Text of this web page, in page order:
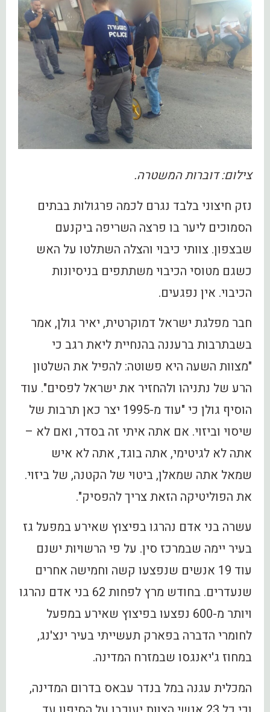
צילום: דוברות המשטרה.
נזק חיצוני בלבד נגרם לכמה פרגולות בבתים
הסמוכים ליער בו פרצה השריפה ביקנעם
שבצפון. צוותי כיבוי והצלה השתלטו על האש
כשגם מטוסי הכיבוי משתתפים בניסיונות
הכיבוי. אין נפגעים.
חבר מפלגת ישראל דמוקרטית, יאיר גולן, אמר
בשבתרבות ברעננה בהנחיית ליאת רגב כי
"מצוות השעה היא פשוטה: להפיל את השלטון
הרע של נתניהו ולהחזיר את ישראל לפסים". עוד
הוסיף גולן כי "עוד מ-1995 יצר כאן תרבות של
שיסוי וביזוי. אם אתה איתי זה בסדר, ואם לא –
אתה לא לגיטימי, אתה בוגד, אתה לא איש
שמאל אתה שמאלן, ביטוי של הקטנה, של ביזוי.
את הפוליטיקה הזאת צריך להפסיק".
עשרה בני אדם נהרגו בפיצוץ שאירע במפעל גז
בעיר יימה שבמרכז סין. על פי הרשויות ישנם
עוד 19 אנשים שנפצעו קשה וחמישה אחרים
שנעדרים. בחודש מרץ לפחות 62 בני אדם נהרגו
ויותר מ-600 נפצעו בפיצוץ שאירע במפעל
לחומרי הדברה בפארק תעשייתי בעיר ינצ'נג,
במחוז ג'יאנגסו שבמזרח המדינה.
המכלית עגנה במל בנדר עבאס בדרום המדינה,